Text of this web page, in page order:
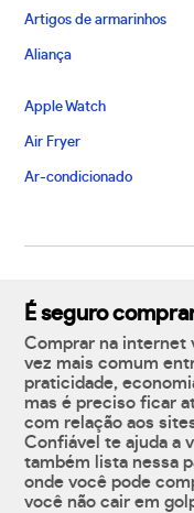
Artigos de armarinhos
Aliança
Apple Watch
Air Fryer
Ar-condicionado
É seguro
Comprar na internet
vez mais comum
praticidade,
mas é preciso ficar
com relação aos
Confiável te ajuda a
também lista nessa
onde você pode
você não cair em